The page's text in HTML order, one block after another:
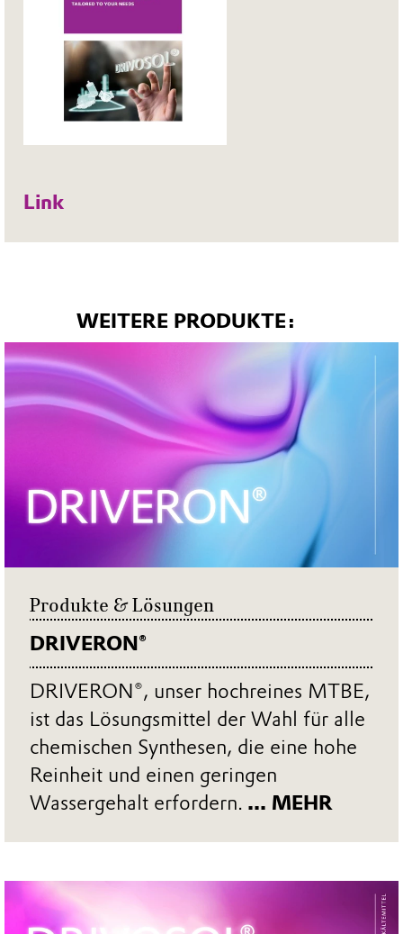
Link
WEITERE PRODUKTE:
Produkte & Lösungen
DRIVERON®
DRIVERON®, unser hochreines MTBE,
ist das Lösungsmittel der Wahl für alle
chemischen Synthesen, die eine hohe
Reinheit und einen geringen
Wassergehalt erfordern. ... MEHR